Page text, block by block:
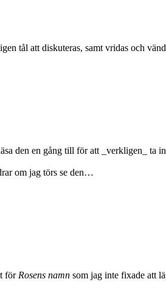
tål att diskuteras, samt vridas och
den en gång till för att _verkligen_ ta
om jag törs se den…
för Rosens namn som jag inte fixade att